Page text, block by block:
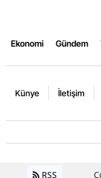
Ekonomi Gündem
Künye İletişim
RSS